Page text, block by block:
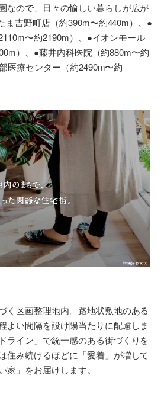
なので、日々の愉しい暮らしが広が
ま吉野町店（約390m〜約440m）、●
〜約2190m）、●イオンモール
）、●藤井内科医院（約880m〜約
医療センター（約2490m〜約
く区画整理地内。路地状敷地のある
よい間隔を設け陽当たりに配慮しま
ライン」で統一感のある街づくりを
住み続けるほどに「愛着」が増して
」をお届けします。